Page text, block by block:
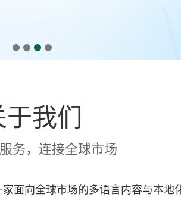
于我们
务，连接全球市场
家面向全球市场的多语言内容与本